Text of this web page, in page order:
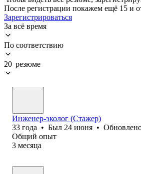
После регистрации покажем ещё 15 и
Зарегистрироваться
За всё время
По соответствию
20 резюме
Инженер-эколог (Стажер)
33 года • Был 24 июня •
Общий опыт
3 месяца